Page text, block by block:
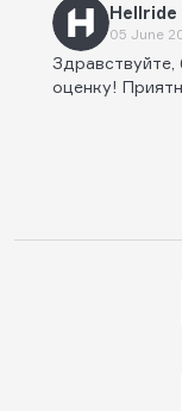
Hellride
05 June
оценку!